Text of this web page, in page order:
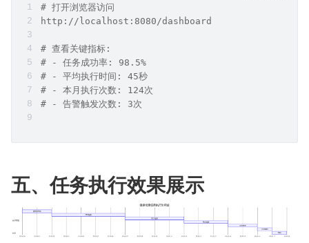
# 打开浏览器访问
http://localhost:8080/dashboard
# 查看关键指标:
# - 任务成功率: 98.5%
# - 平均执行时间: 45秒
# - 本月执行次数: 124次
# - 告警触发次数: 3次
五、任务执行效果展示